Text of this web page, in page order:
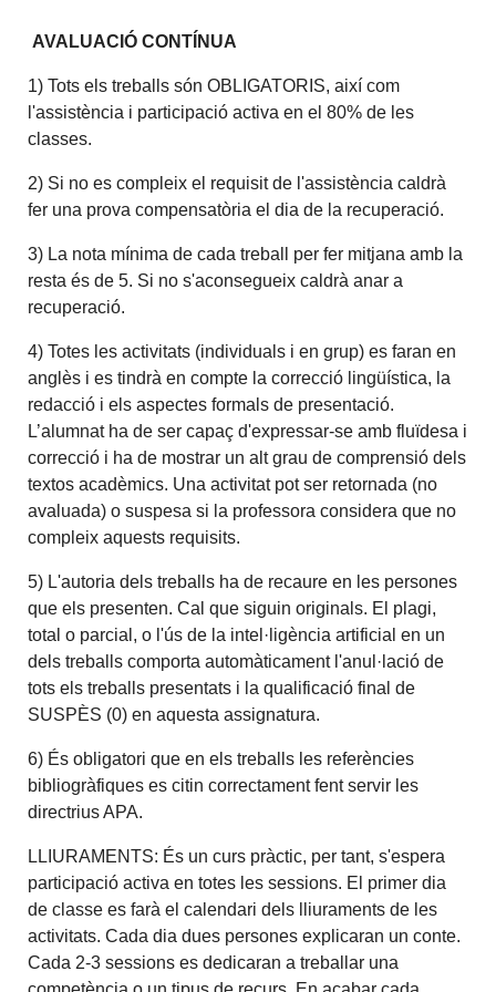
AVALUACIÓ CONTÍNUA
1) Tots els treballs són OBLIGATORIS, així com
l'assistència i participació activa en el 80% de les
classes.
2) Si no es compleix el requisit de l'assistència caldrà
fer una prova compensatòria el dia de la recuperació.
3) La nota mínima de cada treball per fer mitjana amb la
resta és de 5. Si no s'aconsegueix caldrà anar a
recuperació.
4) Totes les activitats (individuals i en grup) es faran en
anglès i es tindrà en compte la correcció lingüística, la
redacció i els aspectes formals de presentació.
L’alumnat ha de ser capaç d'expressar-se amb fluïdesa i
correcció i ha de mostrar un alt grau de comprensió dels
textos acadèmics. Una activitat pot ser retornada (no
avaluada) o suspesa si la professora considera que no
compleix aquests requisits.
5) L'autoria dels treballs ha de recaure en les persones
que els presenten. Cal que siguin originals. El plagi,
total o parcial, o l'ús de la intel·ligència artificial en un
dels treballs comporta automàticament l'anul·lació de
tots els treballs presentats i la qualificació final de
SUSPÈS (0) en aquesta assignatura.
6) És obligatori que en els treballs les referències
bibliogràfiques es citin correctament fent servir les
directrius APA.
LLIURAMENTS: És un curs pràctic, per tant, s'espera
participació activa en totes les sessions. El primer dia
de classe es farà el calendari dels lliuraments de les
activitats. Cada dia dues persones explicaran un conte.
Cada 2-3 sessions es dedicaran a treballar una